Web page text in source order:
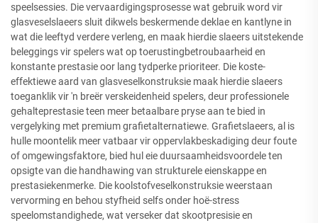
speelsessies. Die vervaardigingsprosesse wat gebruik word vir
glasveselslaeers sluit dikwels beskermende deklae en kantlyne in
wat die leeftyd verdere verleng, en maak hierdie slaeers uitstekende
beleggings vir spelers wat op toerustingbetroubaarheid en
konstante prestasie oor lang tydperke prioriteer. Die koste-
effektiewe aard van glasveselkonstruksie maak hierdie slaeers
toeganklik vir 'n breër verskeidenheid spelers, deur professionele
gehalteprestasie teen meer betaalbare pryse aan te bied in
vergelyking met premium grafietalternatiewe. Grafietslaeers, al is
hulle moontelik meer vatbaar vir oppervlakbeskadiging deur foute
of omgewingsfaktore, bied hul eie duursaamheidsvoordele ten
opsigte van die handhawing van strukturele eienskappe en
prestasiekenmerke. Die koolstofveselkonstruksie weerstaan
vervorming en behou styfheid selfs onder hoë-stress
speelomstandighede, wat verseker dat skootpresisie en